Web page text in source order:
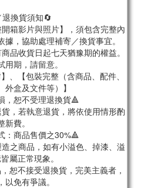
換貨須知🔄
箱影片與照片】，須包含完整內
，協助處理補寄／換貨事宜。
品收貨日起七天猶豫期的權益。
期，請留意。
、【包裝完整（含商品、配件、
外盒及文件等）】
，恕不受理退換貨🔺
，若執意退貨，將依使用情形酌
新費。
：商品售價之30%🔺
之商品，如有小溢色、掉漆、溢
屬正常現象。
恕不接受退換貨，完美主義者，
以免有爭議。